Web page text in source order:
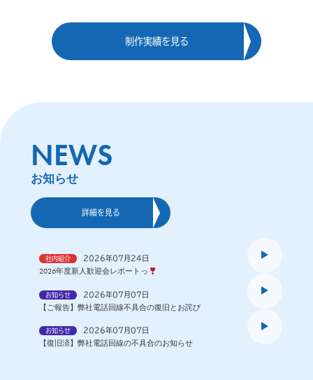
制作実績を見る
NEWS
お知らせ
詳細を見る
社内紹介 2026年07月24日
2026年度新人歓迎会レポートっ
お知らせ 2026年07月07日
【ご報告】弊社電話回線不具合の復旧とお詫び
お知らせ 2026年07月07日
【復旧済】弊社電話回線の不具合のお知らせ